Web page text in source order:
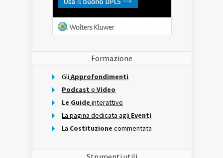
Formazione
Gli Approfondimenti
Podcast e Video
Le Guide interattive
La pagina dedicata agli Eventi
La Costituzione commentata